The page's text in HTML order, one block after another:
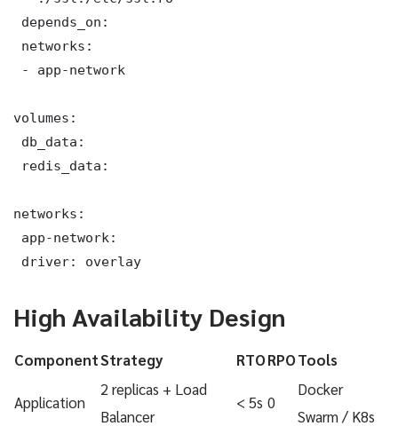
depends_on:
networks:
- app-network
volumes:
db_data:
redis_data:
networks:
app-network:
driver: overlay
High Availability Design
ComponentStrategy RTORPOTools
Application
2 replicas + Load
Balancer
< 5s 0
Docker
Swarm / K8s